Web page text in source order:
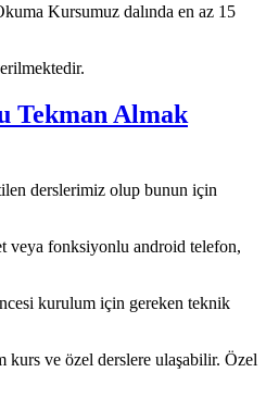
Kursumuz dalında en az 15
Tekman Almak
derslerimiz olup bunun için
veya fonksiyonlu android telefon,
kurulum için gereken teknik
kurs ve özel derslere ulaşabilir. Özel